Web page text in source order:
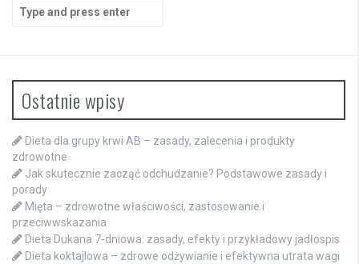
for:
Ostatnie wpisy
Dieta dla grupy krwi AB – zasady, zalecenia i produkty
zdrowotne
Jak skutecznie zacząć odchudzanie? Podstawowe zasady i
porady
Mięta – zdrowotne właściwości, zastosowanie i
przeciwwskazania
Dieta Dukana 7-dniowa: zasady, efekty i przykładowy jadłospis
Dieta koktajlowa – zdrowe odżywianie i efektywna utrata wagi